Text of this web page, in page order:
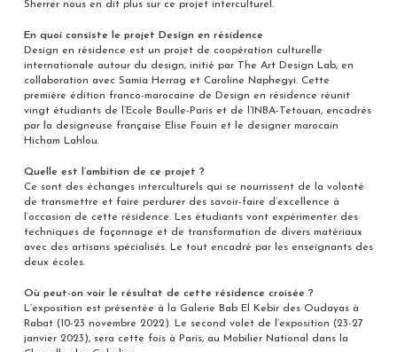
Sherrer nous en dit plus sur ce projet interculturel.
En quoi consiste le projet Design en résidence
Design en résidence est un projet de coopération culturelle
internationale autour du design, initié par The Art Design Lab, en
collaboration avec Samia Herrag et Caroline Naphegyi. Cette
première édition franco-marocaine de Design en résidence réunit
vingt étudiants de l’Ecole Boulle-Paris et de l’INBA-Tetouan, encadrés
par la designeuse française Elise Fouin et le designer marocain
Hicham Lahlou.
Quelle est l’ambition de ce projet ?
Ce sont des échanges interculturels qui se nourrissent de la volonté
de transmettre et faire perdurer des savoir-faire d’excellence à
l’occasion de cette résidence. Les étudiants vont expérimenter des
techniques de façonnage et de transformation de divers matériaux
avec des artisans spécialisés. Le tout encadré par les enseignants des
deux écoles.
Où peut-on voir le résultat de cette résidence croisée ?
L’exposition est présentée à la Galerie Bab El Kebir des Oudayas à
Rabat (10-23 novembre 2022). Le second volet de l’exposition (23-27
janvier 2023), sera cette fois à Paris, au Mobilier National dans la